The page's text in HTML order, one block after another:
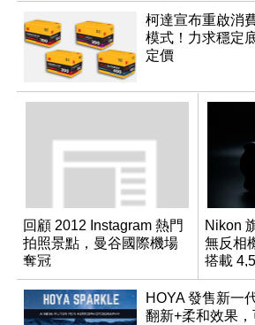
柯達宣布重啟消
模式！力求穩定
定價
回顧 2012 Instagram 熱門
拍照景點，曼谷國際機場
奪冠
Nikon
無反相
搭載
感光元
HOYA 發售新一
翻新+柔和效果